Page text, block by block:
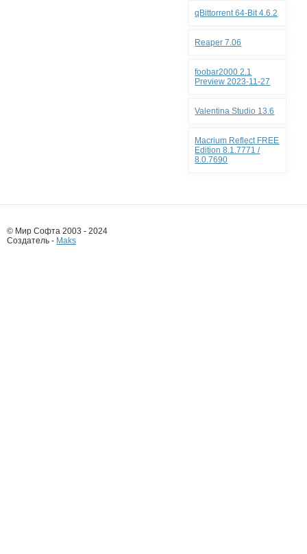
qBittorrent 64-Bit 4.6.2
Reaper 7.06
foobar2000 2.1
Preview 2023-11-27
Valentina Studio 13.6
Macrium Reflect FREE
Edition 8.1.7771 /
8.0.7690
© Мир Софта 2003 - 2024
Создатель - Maks